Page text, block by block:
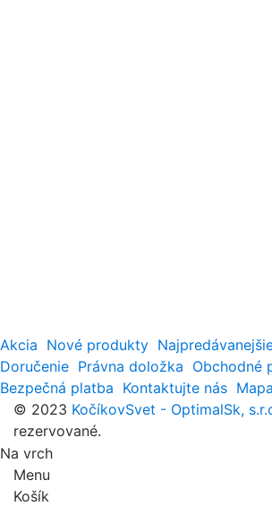
Akcia Nové produkty
Doručenie Právna doložka Obchodné
Bezpečná platba Kontaktujte nás
© 2023 KočíkovSvet - OptimalSk,
rezervované.
Na vrch
Menu
Košík